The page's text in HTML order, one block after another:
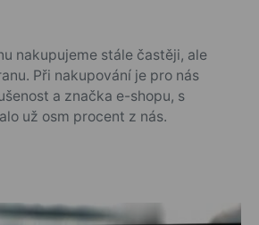
nakupujeme stále častěji, ale
Při nakupování je pro nás
a značka e-shopu, s
už osm procent z nás.